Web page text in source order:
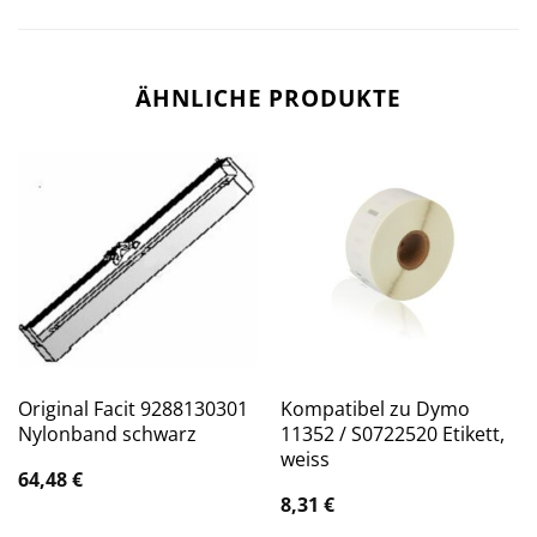
ÄHNLICHE PRODUKTE
Original Facit 9288130301
Nylonband schwarz
64,48€
Kompatibel zu Dymo
11352 / S0722520 Etikett,
weiss
8,31 €